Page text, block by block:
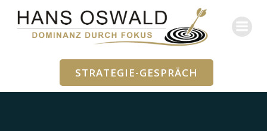
Zum
Inhalt
springen
STRATEGIE-GESPRÄCH